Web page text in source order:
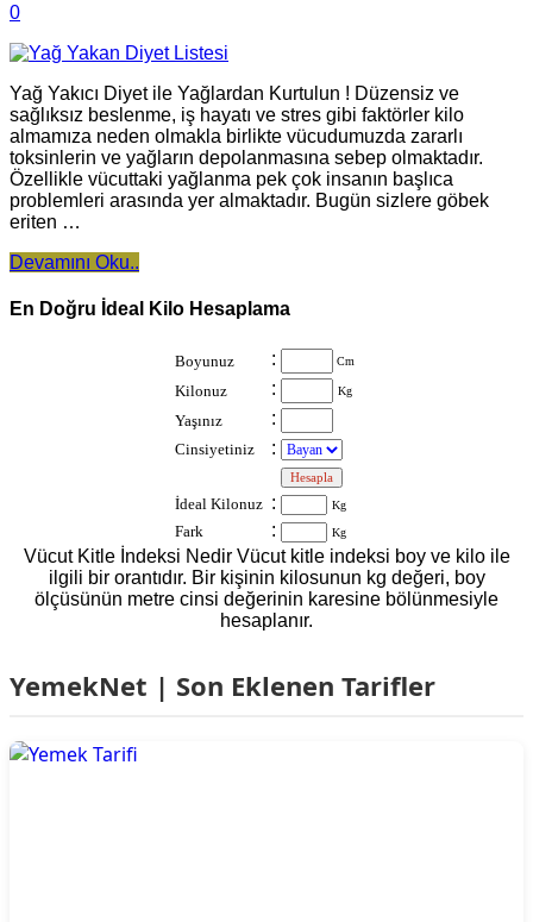
0
Yağ Yakıcı Diyet ile Yağlardan Kurtulun ! Düzensiz ve
sağlıksız beslenme, iş hayatı ve stres gibi faktörler kilo
almamıza neden olmakla birlikte vücudumuzda zararlı
toksinlerin ve yağların depolanmasına sebep olmaktadır.
Özellikle vücuttaki yağlanma pek çok insanın başlıca
problemleri arasında yer almaktadır. Bugün sizlere göbek
eriten …
Devamını Oku..
En Doğru İdeal Kilo Hesaplama
Boyunuz : Cm
Kilonuz : Kg
Yaşınız :
Cinsiyetiniz
:
İdeal Kilonuz : Kg
Fark : Kg
Vücut Kitle İndeksi Nedir Vücut kitle indeksi boy ve kilo ile
ilgili bir orantıdır. Bir kişinin kilosunun kg değeri, boy
ölçüsünün metre cinsi değerinin karesine bölünmesiyle
hesaplanır.
YemekNet | Son Eklenen Tarifler